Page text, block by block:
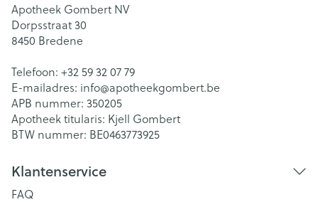
Apotheek Gombert NV
Dorpsstraat 30
8450 Bredene
Telefoon: +32 59 32 07 79
E-mailadres: info@apotheekgombert.be
APB nummer: 350205
Apotheek titularis: Kjell Gombert
BTW nummer: BE0463773925
Klantenservice
FAQ